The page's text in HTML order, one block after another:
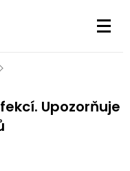
Upozorňuje